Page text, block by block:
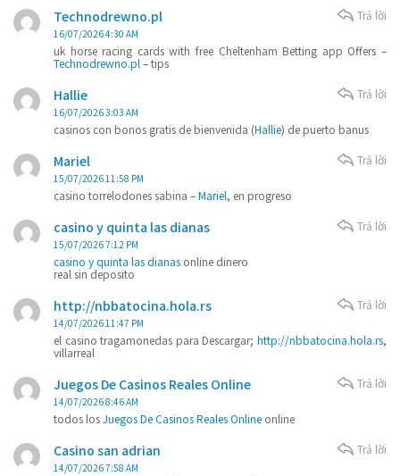
Technodrewno.pl
16/07/2026 4:30 AM
uk horse racing cards with free Cheltenham Betting app Offers​ –
Technodrewno.pl – tips​
Trả lời
Hallie
16/07/2026 3:03 AM
casinos con bonos gratis de bienvenida (Hallie) de puerto banus
Trả lời
Mariel
15/07/2026 11:58 PM
casino torrelodones sabina –Mariel, en progreso
Trả lời
casino y quinta las dianas
15/07/2026 7:12 PM
casino y quinta las dianas online dinero
real sin deposito
Trả lời
http://nbbatocina.hola.rs
14/07/2026 11:47 PM
el casino tragamonedas para Descargar; http://nbbatocina.hola.rs,
villarreal
Trả lời
Juegos De Casinos Reales Online
14/07/2026 8:46 AM
todos losJuegos De Casinos Reales Online online
Trả lời
Casino san adrian
14/07/2026 7:58 AM
Trả lời